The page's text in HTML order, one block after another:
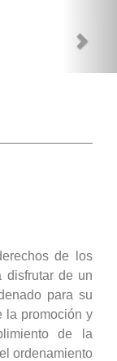
de los
disfrutar de un
para su
la promoción y
de la
ordenamiento